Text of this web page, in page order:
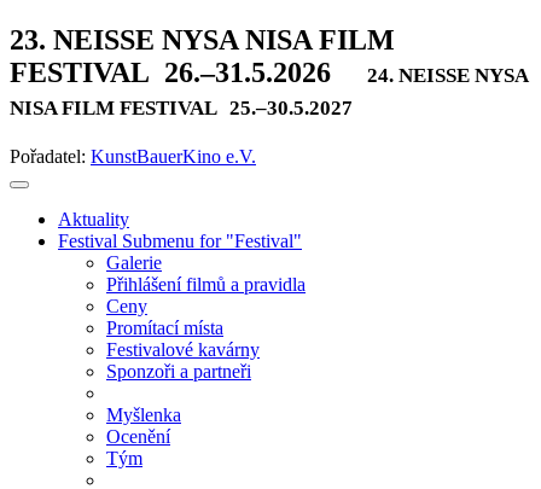
23. NEISSE NYSA NISA FILM
FESTIVAL 26.–31.5.2026
24. NEISSE NYSA
NISA FILM FESTIVAL 25.–30.5.2027
Pořadatel: KunstBauerKino e.V.
Aktuality
Festival Submenu for "Festival"
Galerie
Přihlášení filmů a pravidla
Ceny
Promítací místa
Festivalové kavárny
Sponzoři a partneři
Myšlenka
Ocenění
Tým